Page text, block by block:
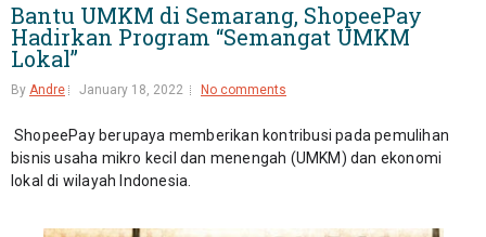
Bantu UMKM di Semarang, ShopeePay
Hadirkan Program “Semangat UMKM
Lokal”
By Andre January 18, 2022 No comments
ShopeePay berupaya memberikan kontribusi pada pemulihan
bisnis usaha mikro kecil dan menengah (UMKM) dan ekonomi
lokal di wilayah Indonesia.